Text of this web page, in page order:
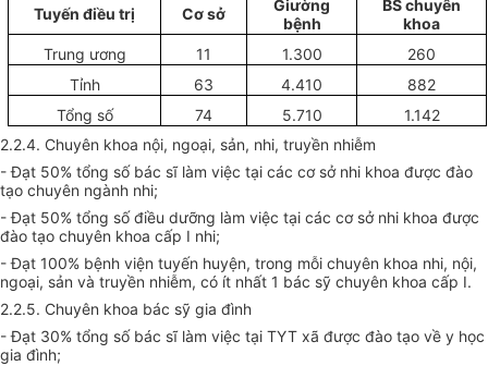
Tuyến điều trị Cơ sở Giường
bệnh
BS chuyên
khoa
Trung ương
11 1.300
260
Tỉnh
63 4.410
882
Tổng số
74 5.710
1.142
2.2.4. Chuyên khoa nội, ngoại, sản, nhi, truyền nhiễm
- Đạt 50% tổng số bác sĩ làm việc tại các cơ sở nhi khoa được đào
tạo chuyên ngành nhi;
- Đạt 50% tổng số điều dưỡng làm việc tại các cơ sở nhi khoa được
đào tạo chuyên khoa cấp I nhi;
- Đạt 100% bệnh viện tuyến huyện, trong mỗi chuyên khoa nhi, nội,
ngoại, sản và truyền nhiễm, có ít nhất 1 bác sỹ chuyên khoa cấp I.
2.2.5. Chuyên khoa bác sỹ gia đình
- Đạt 30% tổng số bác sĩ làm việc tại TYT xã được đào tạo về y học
gia đình;